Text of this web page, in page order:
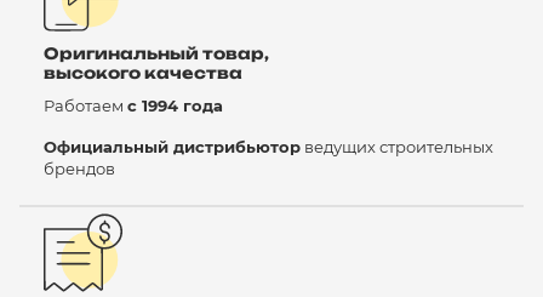
Оригинальный товар,
высокого качества
Работаем с 1994 года
Официальный дистрибьютор ведущих строительных
брендов